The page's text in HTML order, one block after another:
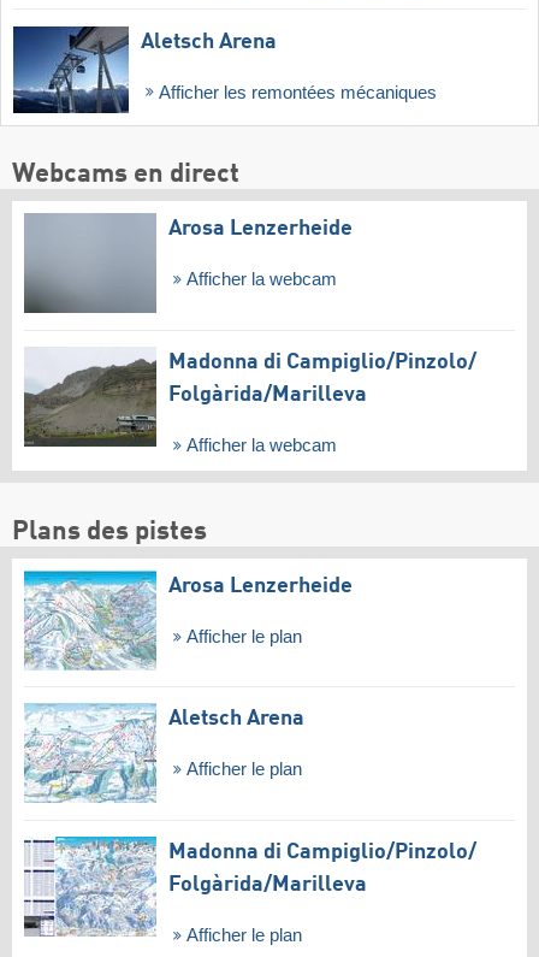
Aletsch Arena
Afficher les remontées mécaniques
Webcams en direct
Arosa Lenzerheide
Afficher la webcam
Madonna di Campiglio/​Pinzolo/​
Folgàrida/​Marilleva
Afficher la webcam
Plans des pistes
Arosa Lenzerheide
Afficher le plan
Aletsch Arena
Afficher le plan
Madonna di Campiglio/​Pinzolo/​
Folgàrida/​Marilleva
Afficher le plan